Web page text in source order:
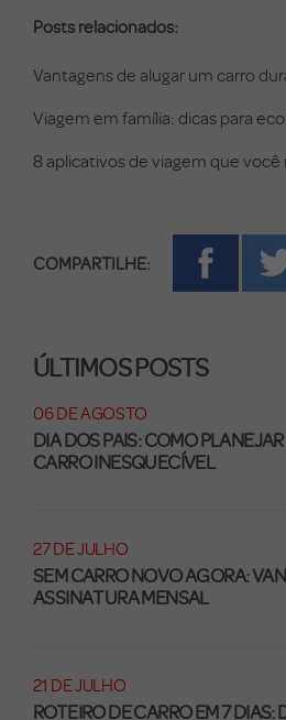
Posts relacionados:
Vantagens de alugar um carro
Viagem em família: dicas para
8 aplicativos de viagem que
COMPARTILHE:
ÚLTIMOS POSTS
06 DE AGOSTO
DIA DOS PAIS: COMO
CARRO INESQUECÍVEL
27 DE JULHO
SEM CARRO NOVO AGORA:
ASSINATURA MENSAL
21 DE JULHO
ROTEIRO DE CARRO EM 7 DIAS: